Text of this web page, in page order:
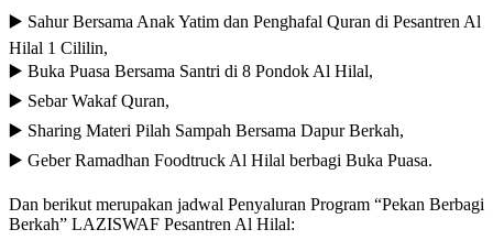
▶️ Sahur Bersama Anak Yatim dan Penghafal Quran di Pesantren Al
Hilal 1 Cililin,
▶️ Buka Puasa Bersama Santri di 8 Pondok Al Hilal,
▶️ Sebar Wakaf Quran,
▶️ Sharing Materi Pilah Sampah Bersama Dapur Berkah,
▶️ Geber Ramadhan Foodtruck Al Hilal berbagi Buka Puasa.
Dan berikut merupakan jadwal Penyaluran Program “Pekan Berbagi
Berkah” LAZISWAF Pesantren Al Hilal: